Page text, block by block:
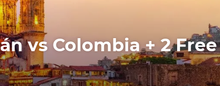
vs Colombia + 2 Free